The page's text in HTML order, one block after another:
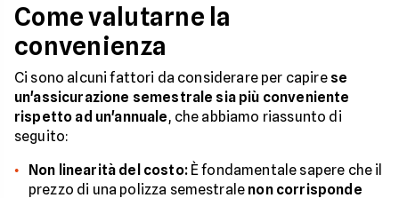
Come valutarne la
convenienza
Ci sono alcuni fattori da considerare per capire se
un'assicurazione semestrale sia più conveniente
rispetto ad un'annuale, che abbiamo riassunto di
seguito:
Non linearità del costo:È fondamentale sapere che il
prezzo di una polizza semestrale non corrisponde